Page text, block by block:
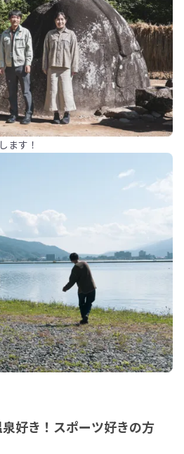
ます！
好き！スポーツ好きの方